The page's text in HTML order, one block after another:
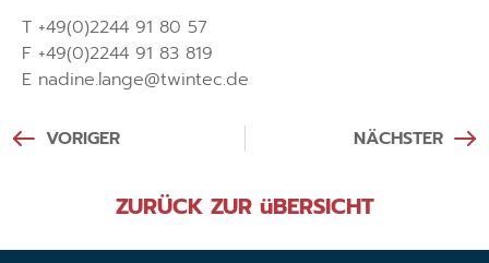
T +49(0)2244 91 80 57
F +49(0)2244 91 83 819
E nadine.lange@twintec.de
VORIGER NÄCHSTER
ZURÜCK ZUR üBERSICHT